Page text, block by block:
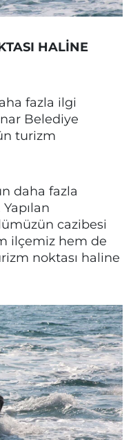
HALİNE
fazla ilgi
Belediye
turizm
daha fazla
cazibesi
ilçemiz hem de
noktası haline